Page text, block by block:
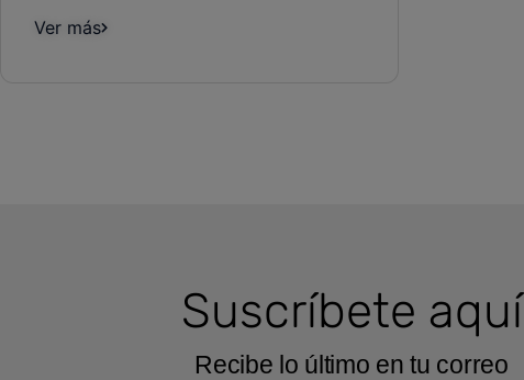
Ver más
Suscríbete aquí
Recibe lo último en tu correo